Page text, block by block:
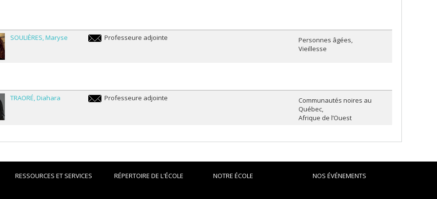
SOULIÈRES Maryse
Professeure adjointe
Personnes âgées
Vieillesse
TRAORÉ Diahara
Professeure adjointe
Communautés noires au
Québec
Afrique de l’Ouest
RESSOURCES ET SERVICES RÉPERTOIRE DE L'ÉCOLE NOTRE ÉCOLE NOS ÉVÉNEMENTS